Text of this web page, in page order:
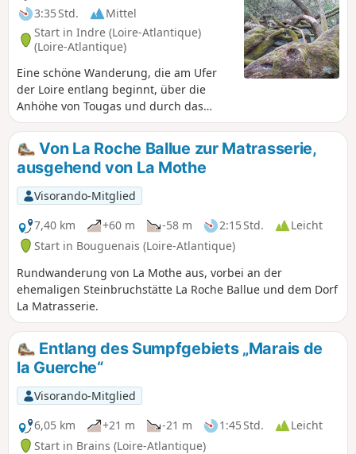
3:35 Std.
Mittel
Start in Indre (Loire-Atlantique)
(Loire-Atlantique)
Eine schöne Wanderung, die am Ufer
der Loire entlang beginnt, über die
Anhöhe von Tougas und durch das
Marais de Tougas führt, um schließlich
den See im ehemaligen Steinbruch von
Pont Pierre zu erreichen.
Von La Roche Ballue zur Matrasserie,
ausgehend von La Mothe
Visorando-Mitglied
7,40 km
+60 m -58 m 2:15 Std.
Leicht
Start in Bouguenais (Loire-Atlantique)
Rundwanderung von La Mothe aus, vorbei an der
ehemaligen Steinbruchstätte La Roche Ballue und dem Dorf
La Matrasserie.
Entlang des Sumpfgebiets „Marais de
la Guerche“
Visorando-Mitglied
6,05 km
+21 m -21 m 1:45 Std.
Leicht
Start in Brains (Loire-Atlantique)